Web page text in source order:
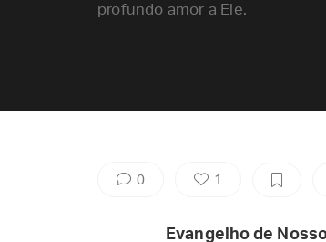
profundo amor a Ele.
0 1
Evangelho de